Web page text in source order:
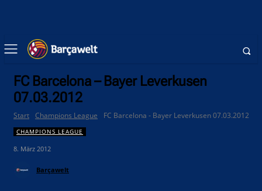
FC Barcelona – Bayer Leverkusen
07.03.2012
Start Champions League FC Barcelona - Bayer Leverkusen 07.03.2012
CHAMPIONS LEAGUE
8. März 2012
Barçawelt